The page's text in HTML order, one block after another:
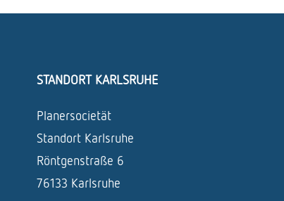
STANDORT KARLSRUHE
Planersocietät
Standort Karlsruhe
Röntgenstraße 6
76133 Karlsruhe